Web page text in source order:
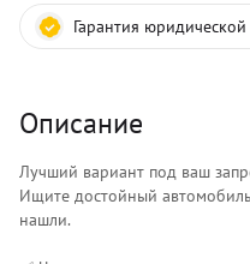
Гарантия
Описание
Лучший вариант под ваш
Ищите достойный
нашли.